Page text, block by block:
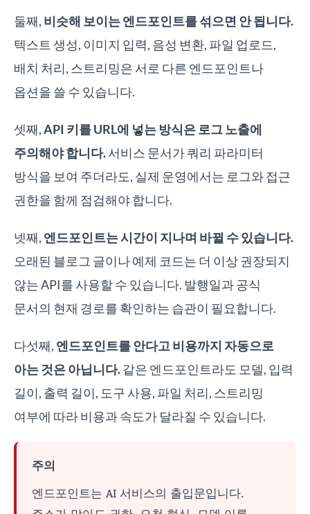
둘째, 비슷해 보이는 엔드포인트를 섞으면 안 됩니다.
텍스트 생성, 이미지 입력, 음성 변환, 파일 업로드,
배치 처리, 스트리밍은 서로 다른 엔드포인트나
옵션을 쓸 수 있습니다.
셋째,API 키를 URL에 넣는 방식은 로그 노출에
주의해야 합니다.서비스 문서가 쿼리 파라미터
방식을 보여 주더라도, 실제 운영에서는 로그와 접근
권한을 함께 점검해야 합니다.
넷째, 엔드포인트는 시간이 지나며 바뀔 수 있습니다.
오래된 블로그 글이나 예제 코드는 더 이상 권장되지
않는 API를 사용할 수 있습니다. 발행일과 공식
문서의 현재 경로를 확인하는 습관이 필요합니다.
다섯째, 엔드포인트를 안다고 비용까지 자동으로
아는 것은 아닙니다.같은 엔드포인트라도 모델, 입력
길이, 출력 길이, 도구 사용, 파일 처리, 스트리밍
여부에 따라 비용과 속도가 달라질 수 있습니다.
주의
엔드포인트는 AI 서비스의 출입문입니다.